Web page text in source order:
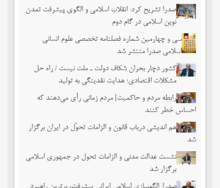
صدرا تشریح کرد: انقلاب اسلامی و الگوی پیشرفت تمدن
نوین اسلامی در گام دوم
سی و چهارمین شماره فصلنامه تخصصی علوم انسانی
اسلامی صدرا منتشر شد
کشور دچار بحران شکاف دولت ـ ملت نیست / راه حل
مشکلات اقتصادی؛ هدایت نقدینگی به تولید
رابطه مردم و حاکمیت| مردم زمانی رأی می‌دهند که
احساس خطر ‌کنند
هم اندیشی درباب قانون و الزامات تحوّل در ایران برگزار
شد
نشست عدالت مدنی و الزامات تحول در جمهوری اسلامی
برگزار شد